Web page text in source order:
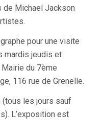
Michael Jackson
pour une visite
mardis jeudis et
du 7ème
116 rue de Grenelle.
(tous les jours sauf
L’exposition est